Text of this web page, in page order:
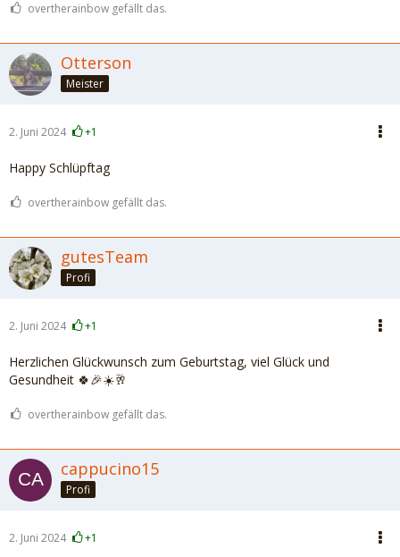
overtherainbow gefällt das.
Otterson
Meister
2. Juni 2024 +1
Happy Schlüpftag
overtherainbow gefällt das.
gutesTeam
Profi
2. Juni 2024 +1
Herzlichen Glückwunsch zum Geburtstag, viel Glück und
Gesundheit 🍀🎉☀️🥂
overtherainbow gefällt das.
cappucino15
Profi
2. Juni 2024 +1